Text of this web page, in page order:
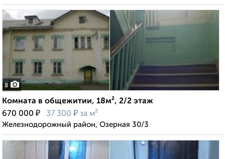
8
Комната в общежитии, 18м², 2/2 этаж
670 000 ₽ 37 300 ₽ за м²
Железнодорожный район, Озерная 30/3